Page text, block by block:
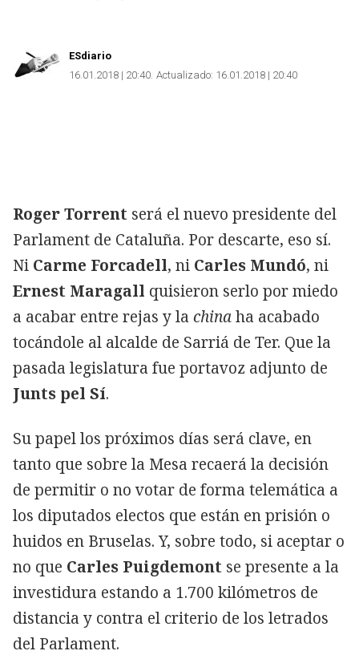
ESdiario
16.01.2018 | 20:40 Actualizado: 16.01.2018 | 20:40
Roger Torrent será el nuevo presidente del
Parlament de Cataluña. Por descarte, eso sí.
Ni Carme Forcadell, ni Carles Mundó, ni
Ernest Maragall quisieron serlo por miedo
a acabar entre rejas y la chinaha acabado
tocándole al alcalde de Sarriá de Ter. Que la
pasada legislatura fue portavoz adjunto de
Junts pel Sí.
Su papel los próximos días será clave, en
tanto que sobre la Mesa recaerá la decisión
de permitir o no votar de forma telemática a
los diputados electos que están en prisión o
huidos en Bruselas. Y, sobre todo, si aceptar o
no que Carles Puigdemont se presente a la
investidura estando a 1.700 kilómetros de
distancia y contra el criterio de los letrados
del Parlament.